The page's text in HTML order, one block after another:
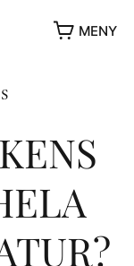
MENY